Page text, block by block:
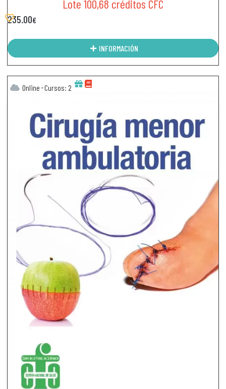
Lote 100,68 créditos CFC
235.00€
INFORMACIÓN
Online Cursos: 2